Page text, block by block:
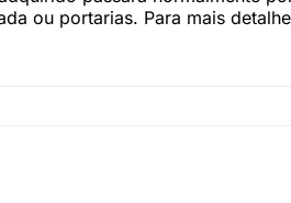
ou portarias. Para mais